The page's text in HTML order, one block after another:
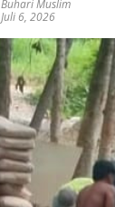
Buhari Muslim
Juli 6, 2026